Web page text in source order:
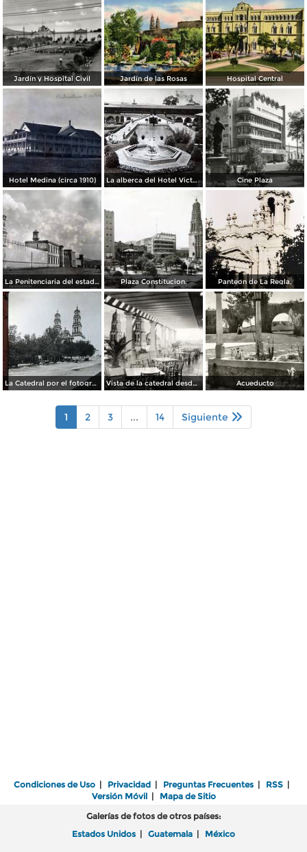
Jardín y Hospital Civil Jardín de las Rosas Hospital Central
Hotel Medina (circa 1910) La alberca del Hotel Victoria. Cine Plaza
La Penitenciaria del estado. Plaza Constitucion. Panteon de La Regla,
La Catedral por el fotografo William H. Rau.. Vista de la catedral desde el Hotel Palacio Hilton Acueducto
1 2 3 ... 14 Siguiente
Condiciones de Uso | Privacidad | Preguntas Frecuentes | RSS |
Versión Móvil| Mapa de Sitio
Galerías de fotos de otros países:
Estados Unidos | Guatemala | México